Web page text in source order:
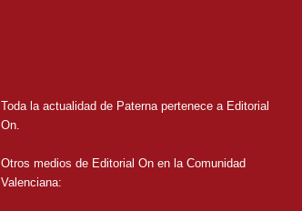
Toda la actualidad de Paterna pertenece a Editorial
On.
Otros medios de Editorial On en la Comunidad
Valenciana: